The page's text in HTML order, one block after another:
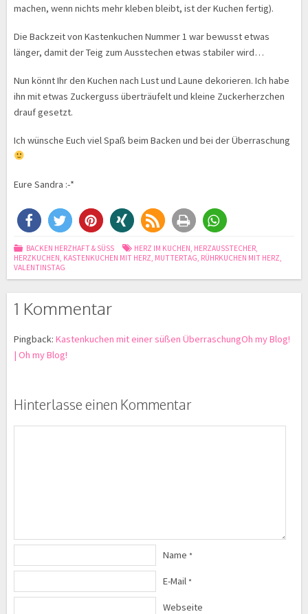
machen, wenn nichts mehr kleben bleibt, ist der Kuchen fertig).
Die Backzeit von Kastenkuchen Nummer 1 war bewusst etwas
länger, damit der Teig zum Ausstechen etwas stabiler wird…
Nun könnt Ihr den Kuchen nach Lust und Laune dekorieren. Ich habe
ihn mit etwas Zuckerguss überträufelt und kleine Zuckerherzchen
drauf gesetzt.
Ich wünsche Euch viel Spaß beim Backen und bei der Überraschung
Eure Sandra :-*
BACKEN HERZHAFT & SÜSS HERZ IM KUCHEN, HERZAUSSTECHER,
HERZKUCHEN, KASTENKUCHEN MIT HERZ, MUTTERTAG, RÜHRKUCHEN MIT HERZ,
VALENTINSTAG
1 Kommentar
Pingback: Kastenkuchen mit einer süßen ÜberraschungOh my Blog!
| Oh my Blog!
Hinterlasse einen Kommentar
Name *
E-Mail *
Webseite